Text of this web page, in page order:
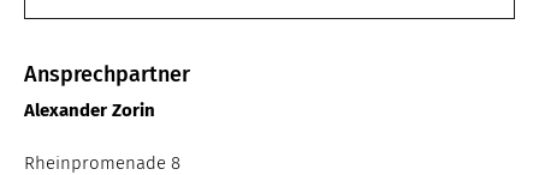
Ansprechpartner
Alexander Zorin
Rheinpromenade 8